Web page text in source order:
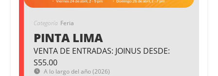
Categoría Feria
PINTA LIMA
VENTA DE ENTRADAS: JOINUS DESDE:
S55.00
A lo largo del año (2026)